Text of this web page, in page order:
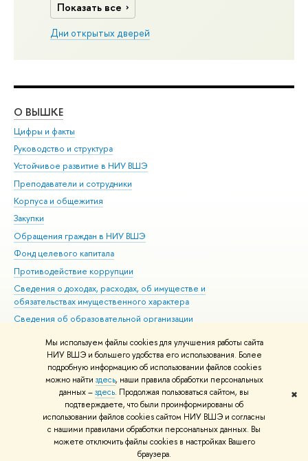
Мы используем файлы cookies для улучшения работы сайта
НИУ ВШЭ и большего удобства его использования. Более
подробную информацию об использовании файлов cookies
можно найти здесь, наши правила обработки персональных
данных –здесь. Продолжая пользоваться сайтом, вы
подтверждаете, что были проинформированы об
использовании файлов cookies сайтом НИУ ВШЭ и согласны
с нашими правилами обработки персональных данных. Вы
можете отключить файлы cookies в настройках Вашего
браузера.
✖
Показать все
Дни открытых дверей
О ВЫШКЕ
Цифры и факты
Руководство и структура
Устойчивое развитие в НИУ ВШЭ
Преподаватели и сотрудники
Корпуса и общежития
Закупки
Обращения граждан в НИУ ВШЭ
Фонд целевого капитала
Противодействие коррупции
Сведения о доходах, расходах, об имуществе и
обязательствах имущественного характера
Сведения об образовательной организации
Людям с ограниченными возможностями здоровья
Единая платежная страница
Работа в Вышке
© НИУ ВШЭ 1993–2026 Адреса и контакты Условия использования
материалов Политика конфиденциальности Карта сайта
Шрифты HSE Sans и HSE Slab разработаны вШколе дизайна НИУ ВШЭ